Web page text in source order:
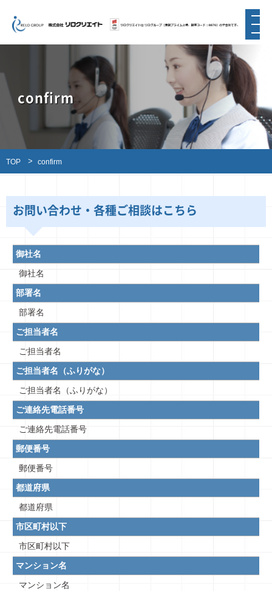
confirm
TOP confirm
お問い合わせ・各種ご相談はこちら
御社名
御社名
部署名
部署名
ご担当者名
ご担当者名
ご担当者名（ふりがな）
ご担当者名（ふりがな）
ご連絡先電話番号
ご連絡先電話番号
郵便番号
郵便番号
都道府県
都道府県
市区町村以下
市区町村以下
マンション名
マンション名